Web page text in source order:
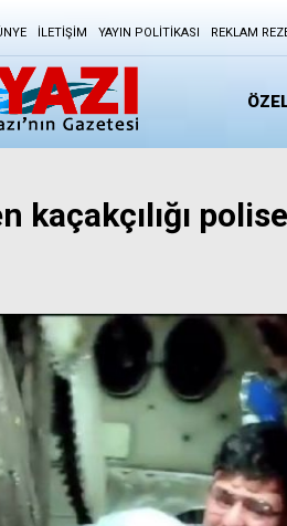
İLETIŞIM YAYIN POLITIKASI REKLAM
kaçakçılığı